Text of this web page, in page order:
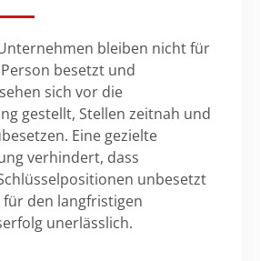
bleiben nicht für
besetzt und
sich vor die
gestellt, Stellen zeitnah und
Eine gezielte
verhindert, dass
unbesetzt
den langfristigen
unerlässlich.